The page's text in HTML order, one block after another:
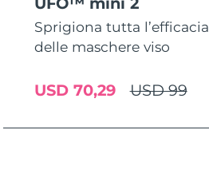
Sprigiona tutta l’efficacia
delle maschere viso
USD 99
USD 70,29